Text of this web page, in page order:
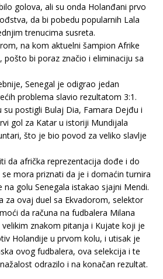
golova, ali su onda Holanđani prvo
da bi pobedu popularnih Lala
trenucima susreta.
na kom aktuelni šampion Afrike
pošto bi poraz značio i eliminaciju sa
Senegal je odigrao jedan
problema slavio rezultatom 3:1.
su postigli Bulaj Dia, Famara Dejđu i
gol za Katar u istoriji Mundijala
što je bio povod za veliko slavlje
da afrička reprezentacija dođe i do
mora priznati da je i domaćin turnira
na golu Senegala istakao sjajni Mendi.
za ovaj duel sa Ekvadorom, selektor
da računa na fudbalera Milana
znakom pitanja i Kujate koji je
Holandije u prvom kolu, i utisak je
ovog fudbalera, ova selekcija i te
odrazilo i na konačan rezultat.